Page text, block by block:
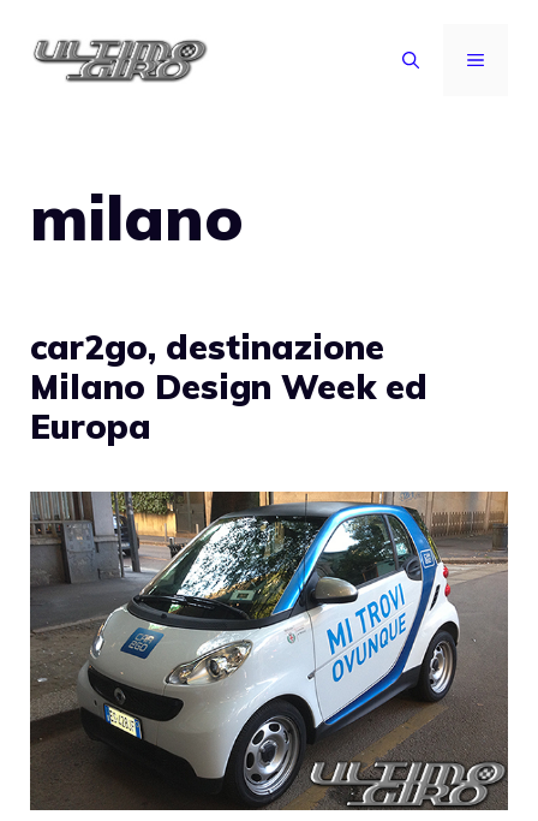
MENU
milano
car2go, destinazione
Milano Design Week ed
Europa